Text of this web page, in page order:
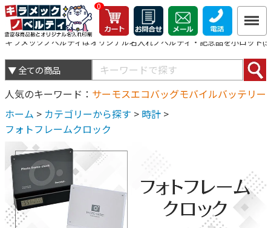
0
キラメックノベルティはオリジナル名入れノベルティ・記念品を小ロット
人気のキーワード サーモスエコバッグモバイルバッテリー
ホーム > カテゴリーから探す > 時計 >
フォトフレームクロック